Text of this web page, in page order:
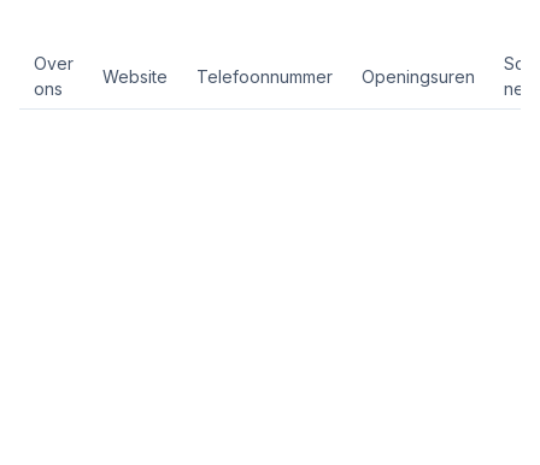
Over
ons
Website Telefoonnummer Openingsuren